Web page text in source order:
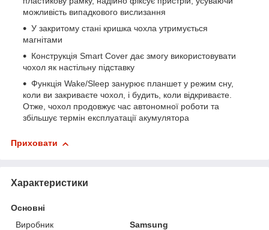
можливість випадкового вислизання
У закритому стані кришка чохла утримується
магнітами
Конструкція Smart Cover дає змогу використовувати
чохол як настільну підставку
Функція Wake/Sleep занурює планшет у режим сну,
коли ви закриваєте чохол, і будить, коли відкриваєте.
Отже, чохол продовжує час автономної роботи та
збільшує термін експлуатації акумулятора
Приховати
Характеристики
Основні
Виробник
Samsung